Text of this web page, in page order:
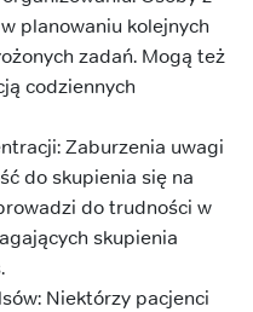
planowaniu kolejnych
zadań. Mogą też
codziennych
Zaburzenia uwagi
do skupienia się na
do trudności w
skupienia
Niektórzy pacjenci